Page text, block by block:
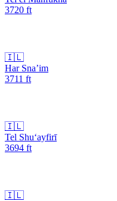
3720 ft
🇮🇱
Har Sna’im
3711 ft
🇮🇱
Tel Shu‘ayfirī
3694 ft
🇮🇱